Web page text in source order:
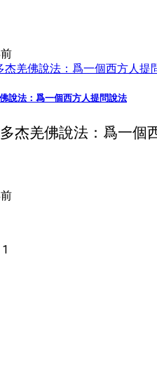
說法：爲一個西方人提問說法
杰羌佛說法：爲一
1